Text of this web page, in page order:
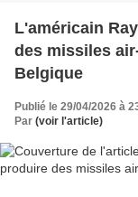
L'américain
des missiles
Belgique
Publié le 29/04/2026 à
Par (voir l'article)